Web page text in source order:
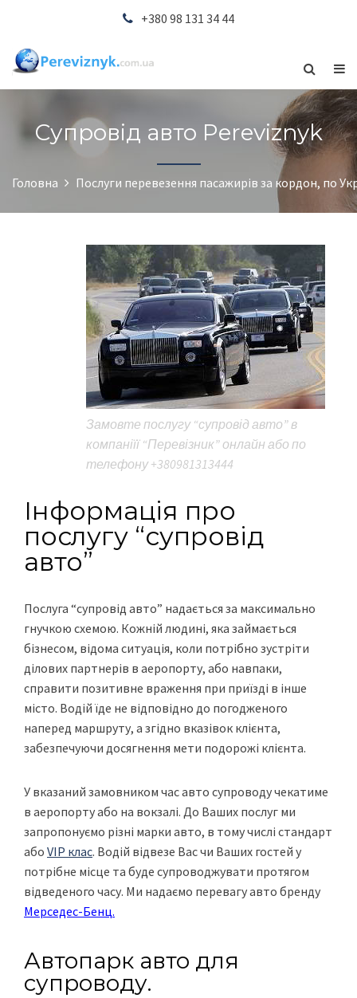
+380 98 131 34 44
Супровід авто Pereviznyk
Головна Послуги перевезення пасажирів за кордон, по
Замовте послугу “супровід авто” в
компаніїї “Перевізник” онлайн або по
телефону +380981313444
Інформація про
послугу “супровід
авто”
Послуга “супровід авто” надається за максимально
гнучкою схемою. Кожній людині, яка займається
бізнесом, відома ситуація, коли потрібно зустріти
ділових партнерів в аеропорту, або навпаки,
справити позитивне враження при приїзді в інше
місто. Водій їде не відповідно до погодженого
наперед маршруту, а згідно вказівок клієнта,
забезпечуючи досягнення мети подорожі клієнта.
У вказаний замовником час авто супроводу чекатиме
в аеропорту або на вокзалі. До Ваших послуг ми
запропонуємо різні марки авто, в тому числі стандарт
або VIP клас. Водій відвезе Вас чи Ваших гостей у
потрібне місце та буде супроводжувати протягом
відведеного часу. Ми надаємо перевагу авто бренду
Мерседес-Бенц.
Автопарк авто для
супроводу.